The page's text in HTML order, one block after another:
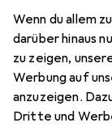
Wenn du allem
darüber hinaus
zu zeigen,
Werbung auf
anzuzeigen.
Dritte und
25 h
Preis in EUR inkl.
Schneller
Angebot für